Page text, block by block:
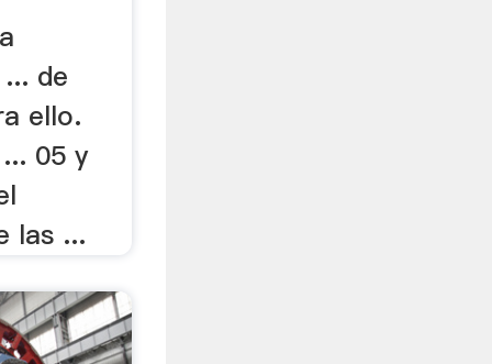
de
ello.
05 y
las ...